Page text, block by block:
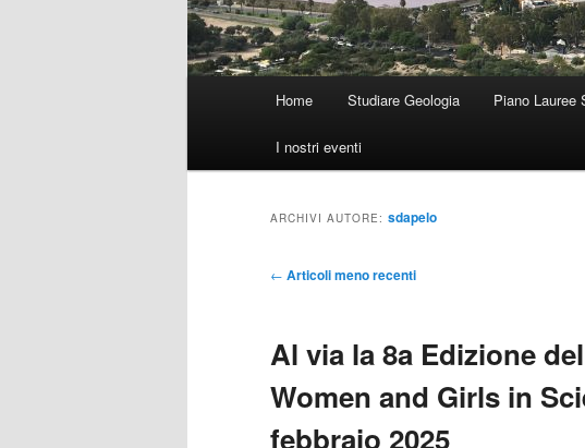
Home Studiare Geologia Piano Lauree
I nostri eventi
ARCHIVI AUTORE: sdapelo
Navigazione
← Articoli meno recenti
Al via la 8a Edizione
Women and Girls in
febbraio 2025